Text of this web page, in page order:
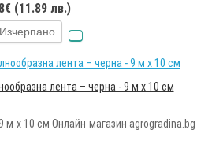
(11.89 лв.)
Изчерпано
лента – черна - 9 м x 10 см
м x 10 см Онлайн магазин agrogradina.bg